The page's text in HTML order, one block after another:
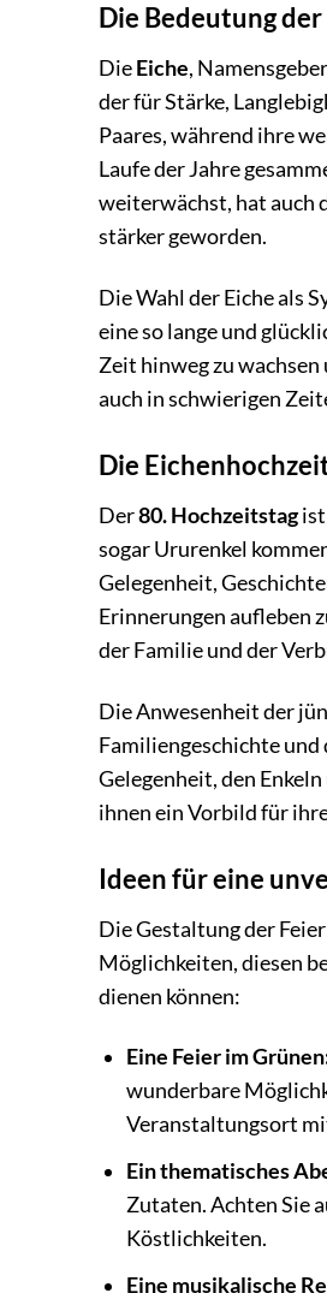
Die Bedeutung
DieEiche,
der für Stärke,
Paares, während ihre
Laufe der Jahre
weiterwächst, hat auch
stärker geworden.
Die Wahl der Eiche als
eine so lange und
Zeit hinweg zu
auch in schwierigen
Die
Der80. Hochzeitstagist
sogar Ururenkel
Gelegenheit,
Erinnerungen aufleben
der Familie und der
Die Anwesenheit der
Familiengeschichte
Gelegenheit, den
ihnen ein Vorbild für
Ideen für eine
Die Gestaltung der
Möglichkeiten, diesen
dienen können:
Eine Feier im
wunderbare
Veranstaltungsort
Ein thematisches
Zutaten. Achten Sie
Köstlichkeiten.
Eine musikalische